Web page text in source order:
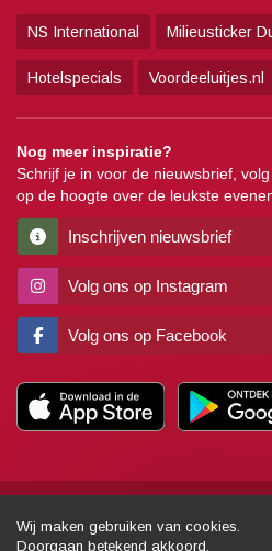
Wij maken gebruiken van cookies.
Doorgaan betekend akkoord.
NS International Milieusticker
Hotelspecials Voordeeluitjes.nl
Nog meer inspiratie?
Schrijf je in voor de nieuwsbrief,
op de hoogte over de leukste
Inschrijven nieuwsbrief
Volg ons op Instagram
Volg ons op Facebook
Partners
Sitemap Colofon